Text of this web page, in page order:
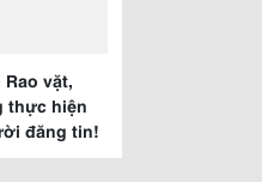
vặt,
thực hiện
đăng tin!